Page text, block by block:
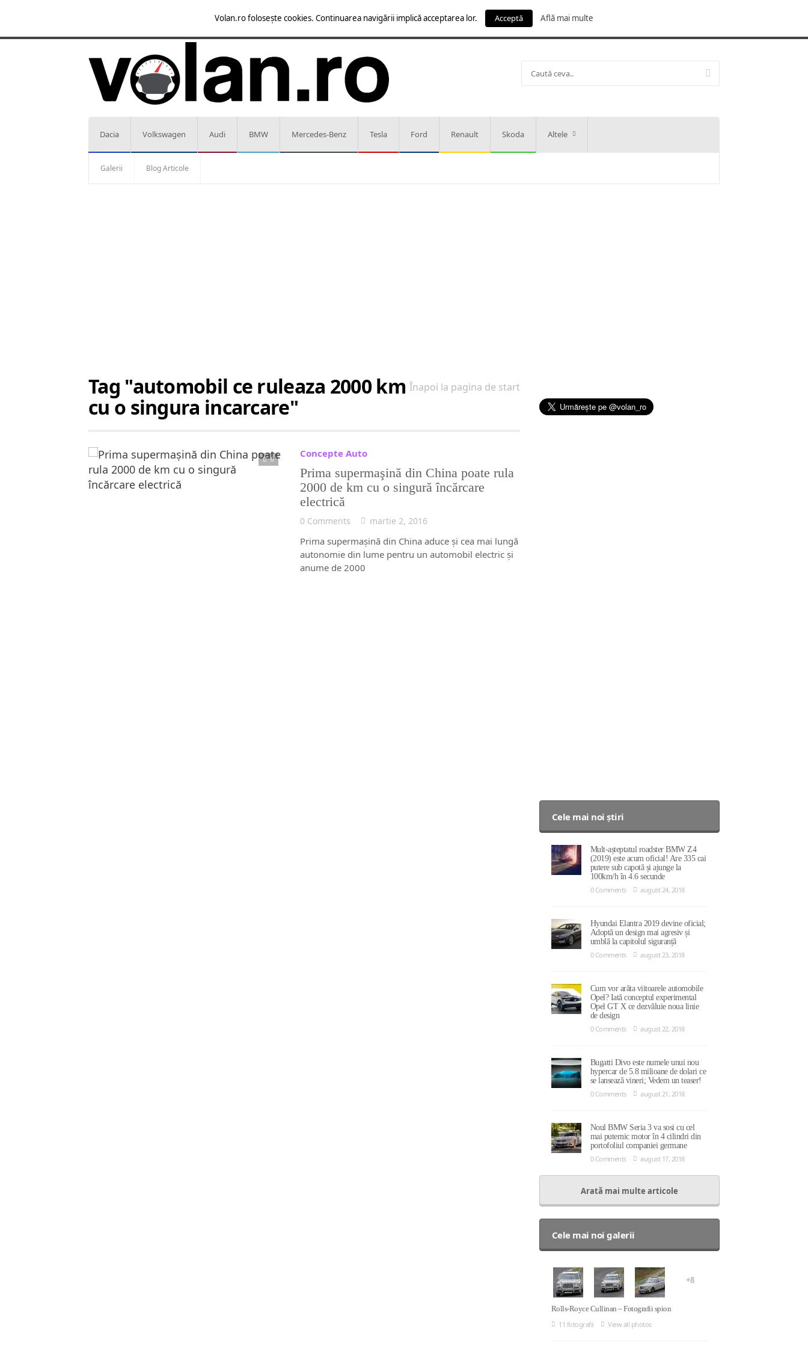
Dacia Volkswagen Audi BMW Mercedes-Benz Tesla Ford Renault Skoda Altele
Galerii Blog Articole
Înapoi la pagina de start
Tag "automobil ce ruleaza 2000 km
cu o singura incarcare"
0
Citește articolul complet
Concepte Auto
Prima supermaşină din China poate rula
2000 de km cu o singură încărcare
electrică
0 Comments martie 2, 2016
Prima supermaşină din China aduce şi cea mai lungă
autonomie din lume pentru un automobil electric şi
anume de 2000
Cele mai noi știri
Mult-așteptatul roadster BMW Z4
(2019) este acum oficial! Are 335 cai
putere sub capotă și ajunge la
100km/h în 4.6 secunde
0 Comments
august 24, 2018
Hyundai Elantra 2019 devine oficial;
Adoptă un design mai agresiv și
umblă la capitolul siguranță
0 Comments
august 23, 2018
Cum vor arăta viitoarele automobile
Opel? Iată conceptul experimental
Opel GT X ce dezvăluie noua linie
de design
0 Comments
august 22, 2018
Bugatti Divo este numele unui nou
hypercar de 5.8 milioane de dolari ce
se lansează vineri; Vedem un teaser!
0 Comments
august 21, 2018
Noul BMW Seria 3 va sosi cu cel
mai puternic motor în 4 cilindri din
portofoliul companiei germane
0 Comments
august 17, 2018
Arată mai multe articole
Cele mai noi galerii
+8
Rolls-Royce Cullinan – Fotografii spion
11 fotografii
View all photos
Volan.ro folosește cookies. Continuarea navigării implică acceptarea lor. Acceptă Află mai multe